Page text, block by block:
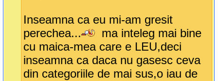
Inseamna ca eu mi-am gresit
perechea...
ma inteleg mai bine
cu maica-mea care e LEU,deci
inseamna ca daca nu gasesc ceva
din categoriile de mai sus,o iau de